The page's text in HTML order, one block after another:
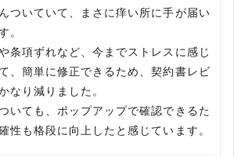
ついていて、まさに痒い所に手が届い
。
条項ずれなど、今までストレスに感じ
、簡単に修正できるため、契約書レビ
なり減りました。
いても、ポップアップで確認できるた
性も格段に向上したと感じています。